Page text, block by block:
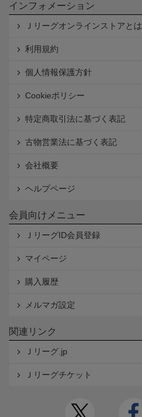
インフォメーション
Ｊリーグオンラインストアとは
利用規約
個人情報保護方針
Cookieポリシー
特定商取引法に基づく表記
古物営業法に基づく表記
会社概要
ヘルプページ
会員向けメニュー
ＪリーグID会員登録
マイページ
購入履歴
メルマガ設定
関連リンク
Ｊリーグ.jp
Ｊリーグチケット